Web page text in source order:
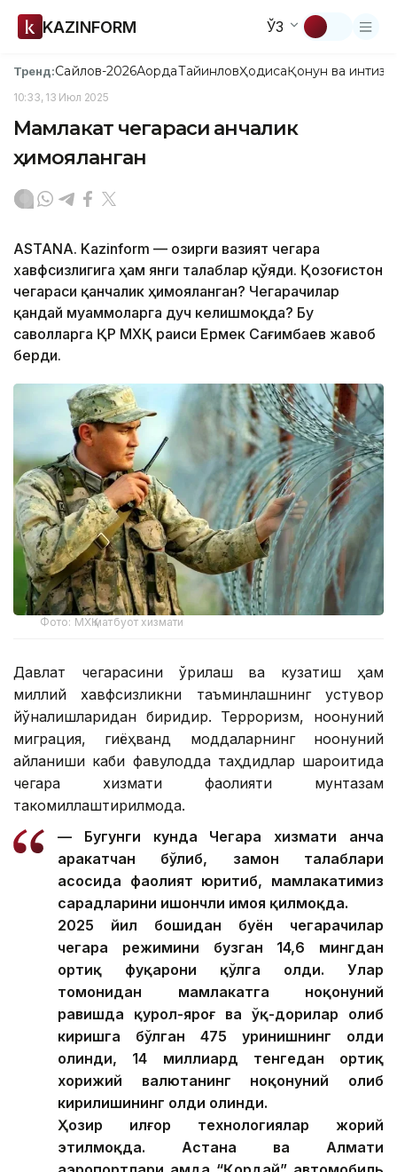
KAZINFORM ЎЗ
Тренд:Сайлов-2026АқордаТайинловҲодисаҚонун ва
10:33, 13 Июл 2025
Мамлакат чегараси қанчалик
ҳимояланган
ASTANA. Kazinform — Ҳозирги вазият чегара
хавфсизлигига ҳам янги талаблар қўяди. Қозоғистон
чегараси қанчалик ҳимояланган? Чегарачилар
қандай муаммоларга дуч келишмоқда? Бу
саволларга ҚР МХҚ раиси Ермек Сағимбаев жавоб
берди.
Фото: МХҚ матбуот хизмати
Давлат чегарасини қўриқлаш ва кузатиш ҳам
миллий хавфсизликни таъминлашнинг устувор
йўналишларидан биридир. Терроризм, ноқонуний
миграция, гиёҳванд моддаларнинг ноқонуний
айланиши каби фавқулодда таҳдидлар шароитида
чегара хизмати фаолияти мунтазам
такомиллаштирилмоқда.
— Бугунги кунда Чегара хизмати анча
ҳаракатчан бўлиб, замон талаблари
асосида фаолият юритиб, мамлакатимиз
сарҳадларини ишончли ҳимоя қилмоқда.
2025 йил бошидан буён чегарачилар
чегара режимини бузган 14,6 мингдан
ортиқ фуқарони қўлга олди. Улар
томонидан мамлакатга ноқонуний
равишда қурол-яроғ ва ўқ-дорилар олиб
киришга бўлган 475 уринишнинг олди
олинди, 14 миллиард тенгедан ортиқ
хорижий валютанинг ноқонуний олиб
кирилишининг олди олинди.
Ҳозир илғор технологиялар жорий
этилмоқда. Астана ва Алмати